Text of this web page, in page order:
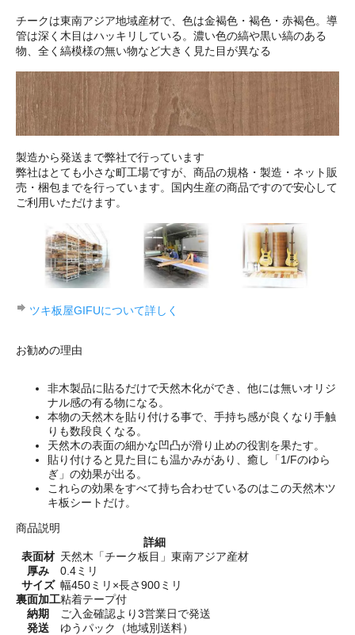
チークは東南アジア地域産材で、色は金褐色・褐色・赤褐色。導
管は深く木目はハッキリしている。濃い色の縞や黒い縞のある
物、全く縞模様の無い物など大きく見た目が異なる
製造から発送まで弊社で行っています
弊社はとても小さな町工場ですが、商品の規格・製造・ネット販
売・梱包までを行っています。国内生産の商品ですので安心して
ご利用いただけます。
ツキ板屋GIFUについて詳しく
お勧めの理由
非木製品に貼るだけで天然木化ができ、他には無いオリジ
ナル感の有る物になる。
本物の天然木を貼り付ける事で、手持ち感が良くなり手触
りも数段良くなる。
天然木の表面の細かな凹凸が滑り止めの役割を果たす。
貼り付けると見た目にも温かみがあり、癒し「1/Fのゆら
ぎ」の効果が出る。
これらの効果をすべて持ち合わせているのはこの天然木ツ
キ板シートだけ。
商品説明
詳細
表面材 天然木「チーク板目」東南アジア産材
厚み
0.4ミリ
サイズ 幅450ミリ×長さ900ミリ
裏面加工粘着テープ付
納期
ご入金確認より3営業日で発送
発送
ゆうパック（地域別送料）